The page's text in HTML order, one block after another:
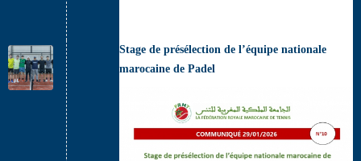
Stage de présélection de l’équipe nationale
marocaine de Padel